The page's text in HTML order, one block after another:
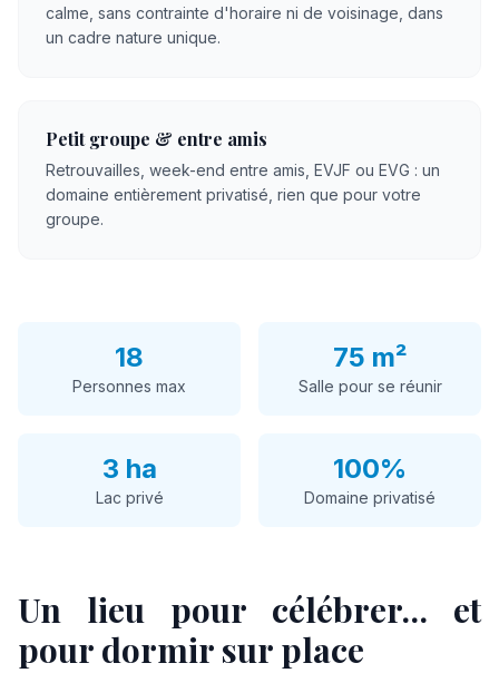
calme, sans contrainte d'horaire ni de voisinage, dans
un cadre nature unique.
Petit groupe & entre amis
Retrouvailles, week-end entre amis, EVJF ou EVG : un
domaine entièrement privatisé, rien que pour votre
groupe.
18
Personnes max
75 m²
Salle pour se réunir
3 ha
Lac privé
100%
Domaine privatisé
Un lieu pour célébrer… et
pour dormir sur place